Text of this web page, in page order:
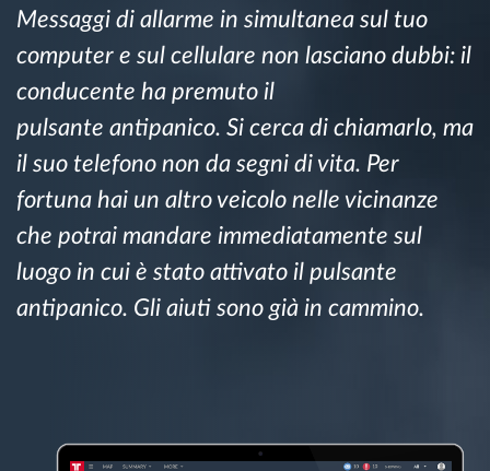
Gestione carburante
Pianificazione dei percorsi e monitoraggio
Identificazione automatica del conducente
Scopri tutte le caratteristiche
Come risolviamo tutte le attività della flotta
Messaggi di allarme in simultanea sul tuo
computer e sul cellulare non lasciano dubbi: il
conducente ha premuto il
pulsante antipanico. Si cerca di chiamarlo, ma
il suo telefono non da segni di vita. Per
fortuna hai un altro veicolo nelle vicinanze
che potrai mandare immediatamente sul
luogo in cui è stato attivato il pulsante
antipanico. Gli aiuti sono già in cammino.